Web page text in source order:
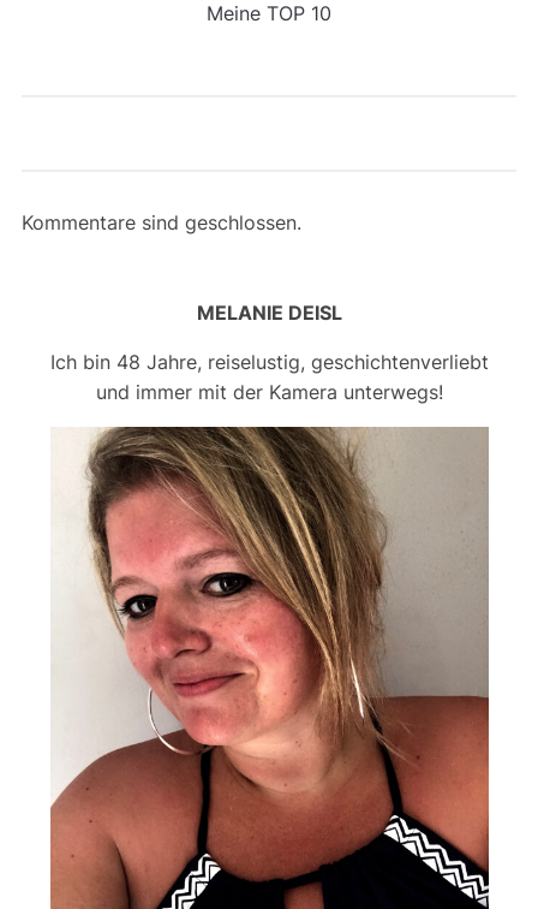
Meine TOP 10
Kommentare sind geschlossen.
MELANIE DEISL
Ich bin 48 Jahre, reiselustig, geschichtenverliebt
und immer mit der Kamera unterwegs!